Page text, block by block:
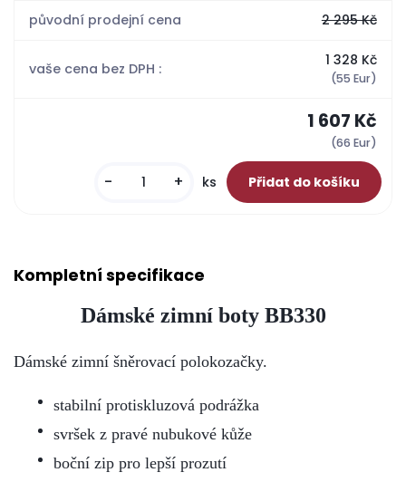
původní prodejní cena 2 295 Kč
vaše cena bez DPH : 1 328 Kč
(55 Eur)
1 607 Kč
(66 Eur)
- + ks
Kompletní specifikace
Dámské zimní boty BB330
Dámské zimní šněrovací polokozačky.
stabilní protiskluzová podrážka
svršek z pravé nubukové kůže
boční zip pro lepší prozutí